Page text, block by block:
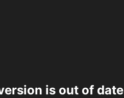
is out of date